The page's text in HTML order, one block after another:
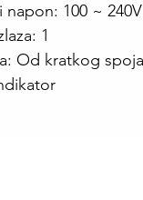
napon: 100 ~
1
Od kratkog